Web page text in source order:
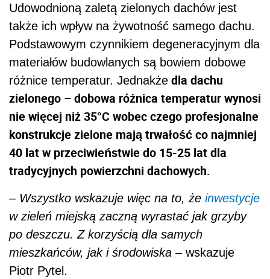
Udowodnioną zaletą zielonych dachów jest
także ich wpływ na żywotność samego dachu.
Podstawowym czynnikiem degeneracyjnym dla
materiałów budowlanych są bowiem dobowe
różnice temperatur. Jednakże dla dachu
zielonego – dobowa różnica temperatur wynosi
nie więcej niż 35°C wobec czego profesjonalne
konstrukcje zielone mają trwałość co najmniej
40 lat w przeciwieństwie do 15-25 lat dla
tradycyjnych powierzchni dachowych.
– Wszystko wskazuje więc na to, że inwestycje
w zieleń miejską zaczną wyrastać jak grzyby
po deszczu. Z korzyścią dla samych
mieszkańców, jak i środowiska – wskazuje
Piotr Pytel.